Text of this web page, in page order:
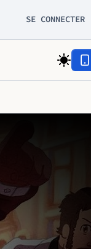
SE CONNECTER